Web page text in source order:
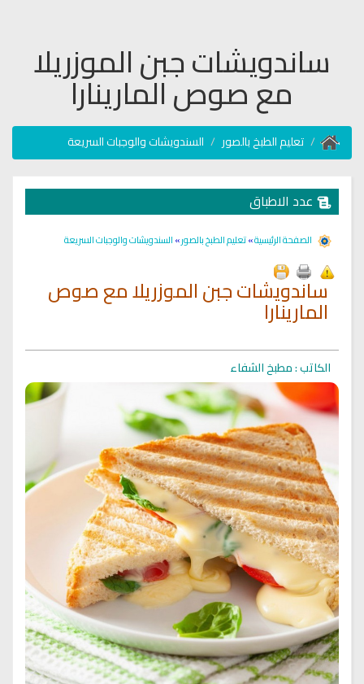
ساندويشات جبن الموزريلا
مع صوص المارينارا
تعليم الطبخ بالصور السندويشات والوجبات السريعة
عدد الاطباق
الصفحة الرئيسية»تعليم الطبخ بالصور»السندويشات والوجبات السريعة
ساندويشات جبن الموزريلا مع صوص
المارينارا
الكاتب : مطبخ الشفاء